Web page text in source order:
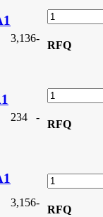
3,136-
RFQ
234 -
RFQ
3,156-
RFQ